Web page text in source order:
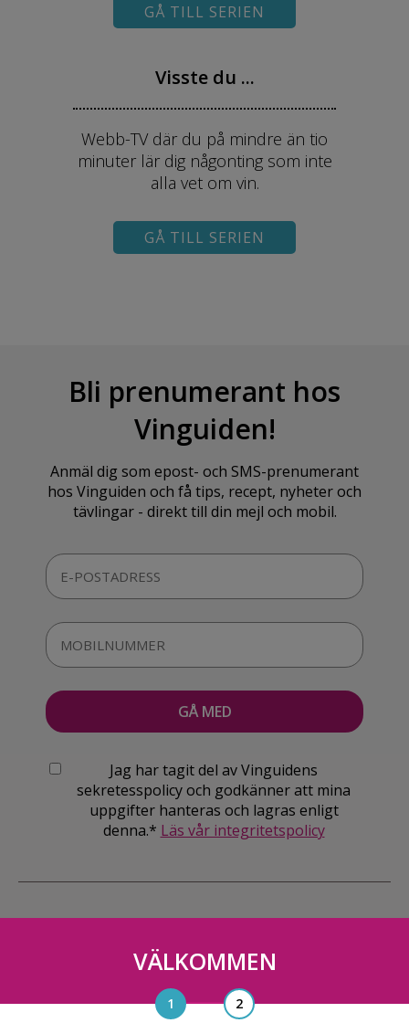
GÅ TILL SERIEN
Visste du ...
Webb-TV där du på mindre än tio
minuter lär dig någonting som inte
alla vet om vin.
GÅ TILL SERIEN
Bli prenumerant hos
Vinguiden!
Anmäl dig som epost- och SMS-prenumerant
hos Vinguiden och få tips, recept, nyheter och
tävlingar - direkt till din mejl och mobil.
Jag har tagit del av Vinguidens
sekretesspolicy och godkänner att mina
uppgifter hanteras och lagras enligt
denna.* Läs vår integritetspolicy
Vinguiden Nordic AB
Blasieholmsgatan 4A, 111 48, Stockholm
VÄLKOMMEN